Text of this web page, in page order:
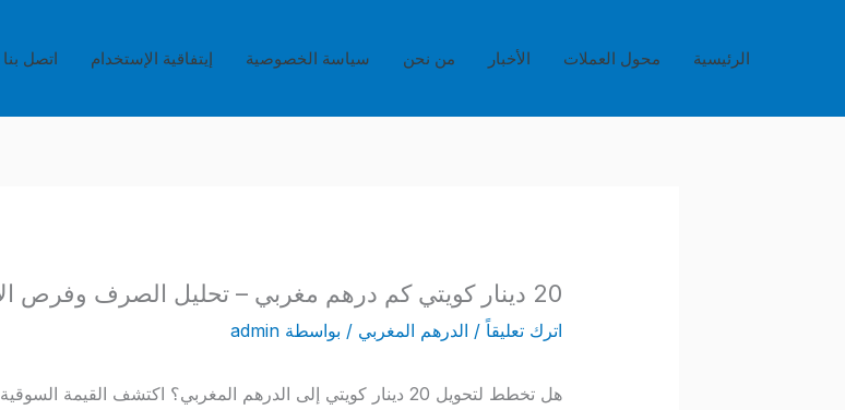
الرئيسية محول العملات الأخبار من نحن سياسة الخصوصية إيتفاقية الإستخدام اتصل بنا
20 دينار كويتي كم درهم مغربي – تحليل الصرف وفرص الاستثمار KWD to MAD
اترك تعليقاً / الدرهم المغربي / بواسطة admin
هل تخطط لتحويل 20 دينار كويتي إلى الدرهم المغربي؟ اكتشف القيمة